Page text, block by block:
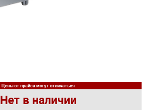
Цены от прайса могут отличаться
Нет в наличии